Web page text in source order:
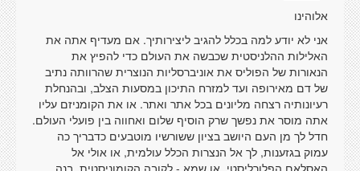
אלוהינו
אני לא יודע למה בכלל להגיב ליצירותיך. אם מעדיף אתה את
האלילות ההלניסטית שכבשה את העולם כדי להפיץ את
הנאורות של הפוליס את אוניברסליות הנוצרית שהרוותה נתיב
של דם מאירופה ועד למזרח התיכון במסעות הצלב, ובהנחלת
רעיונותיה רצחה מליונים בכל אתר ואתר. או את הקומניזם עליו
אתה מוסר את נפשך שרק הוסיף שלום ואחווה בין פועלי העולם.
חדל לך מן העם היושב בציון ששורשיו מוטבעים כדבריך כה
עמוק בגזענות, לך אל הנצרות הכלל עולמית, או אולי אל
האסלאם הפלורליסטי, או שמא - לקובה הקומוניסטית, בנה